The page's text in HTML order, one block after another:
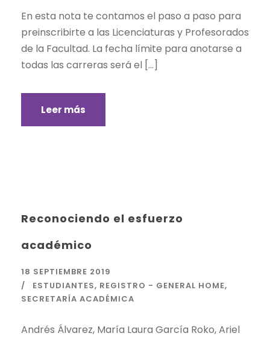
En esta nota te contamos el paso a paso para
preinscribirte a las Licenciaturas y Profesorados
de la Facultad. La fecha límite para anotarse a
todas las carreras será el […]
Leer más
Reconociendo el esfuerzo
académico
18 SEPTIEMBRE 2019
ESTUDIANTES, REGISTRO - GENERAL HOME,
SECRETARÍA ACADÉMICA
Andrés Álvarez, María Laura García Roko, Ariel